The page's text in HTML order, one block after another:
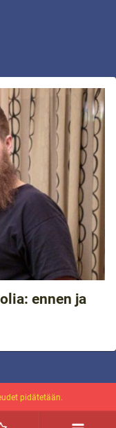
ennen ja
pidätetään.